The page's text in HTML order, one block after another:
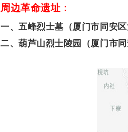
周边革命遗址：
一、五峰烈士墓（厦门市同安
二、葫芦山烈士陵园（厦门市